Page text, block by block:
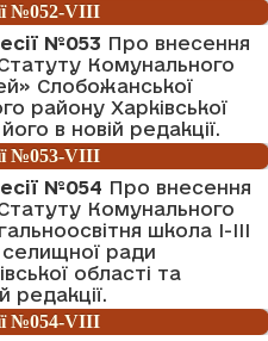
№052-VIII
№053 Про внесення
Комунального
Слобожанської
району Харківської
в новій редакції.
№053-VIII
№054 Про внесення
Комунального
школа І-ІІІ
селищної ради
області та
редакції.
№054-VIII